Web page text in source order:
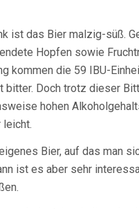
ist das Bier malzig-süß.
Hopfen sowie
kommen die 59 IBU-
bitter. Doch trotz dieser
hohen
leicht.
Bier, auf das man
ist es aber sehr